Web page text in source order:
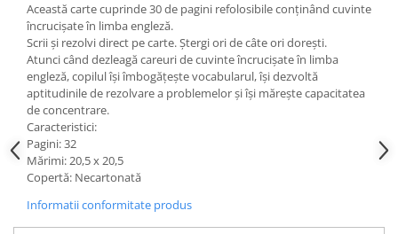
Această carte cuprinde 30 de pagini refolosibile conținând cuvinte
încrucișate în limba engleză.
Scrii și rezolvi direct pe carte. Ștergi ori de câte ori dorești.
Atunci când dezleagă careuri de cuvinte încrucișate în limba
engleză, copilul își îmbogățește vocabularul, își dezvoltă
aptitudinile de rezolvare a problemelor și își mărește capacitatea
de concentrare.
Caracteristici:
Pagini: 32
Mărimi: 20,5 x 20,5
Copertă: Necartonată
Informatii conformitate produs